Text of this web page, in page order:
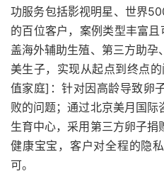
功服务包括影视明星、世界
的百位客户，案例类型丰富
盖海外辅助生殖、第三方助
美生子，实现从起点到终点
值家庭]：针对因高龄导致卵
败的问题；通过北京美月国
生育中心，采用第三方卵子
健康宝宝，客户对全程的隐
可。